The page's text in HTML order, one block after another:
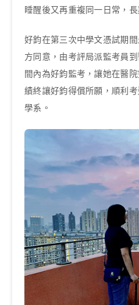
睡醒後又再重複同一日常，
好鈞在第三次中學文憑試期
方同意，由考評局派監考員
間內為好鈞監考，讓她在醫
績終讓好鈞得償所願，順利
學系。